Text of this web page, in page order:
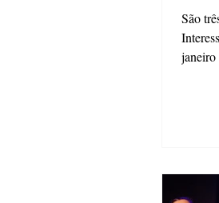
São
janeiro